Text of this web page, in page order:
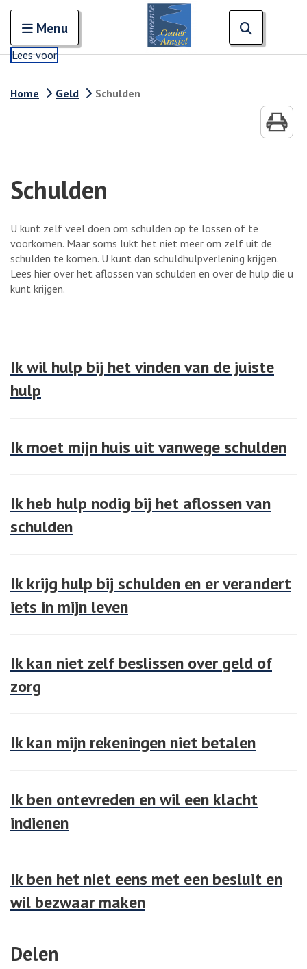
Open en sluit het
Menu
Lees voor
Home Geld Schulden
Schulden
U kunt zelf veel doen om schulden op te lossen of te
voorkomen. Maar soms lukt het niet meer om zelf uit de
schulden te komen. U kunt dan schuldhulpverlening krijgen.
Lees hier over het aflossen van schulden en over de hulp die u
kunt krijgen.
Ik wil hulp bij het vinden van de juiste
hulp
Ik moet mijn huis uit vanwege schulden
Ik heb hulp nodig bij het aflossen van
schulden
Ik krijg hulp bij schulden en er verandert
iets in mijn leven
Ik kan niet zelf beslissen over geld of
zorg
Ik kan mijn rekeningen niet betalen
Ik ben ontevreden en wil een klacht
indienen
Ik ben het niet eens met een besluit en
wil bezwaar maken
Delen